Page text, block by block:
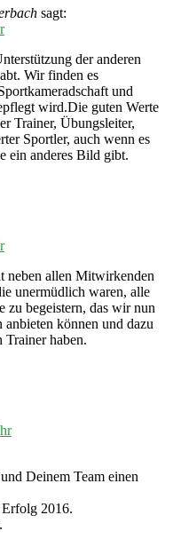
sagt:
der anderen
Wir finden es
und
wird.Die guten Werte
Trainer, Übungsleiter,
Sportler, auch wenn es
ein anderes Bild gibt.
neben allen Mitwirkenden
unermüdlich waren, alle
zu begeistern, das wir nun
können und dazu
haben.
Deinem Team einen
2016.